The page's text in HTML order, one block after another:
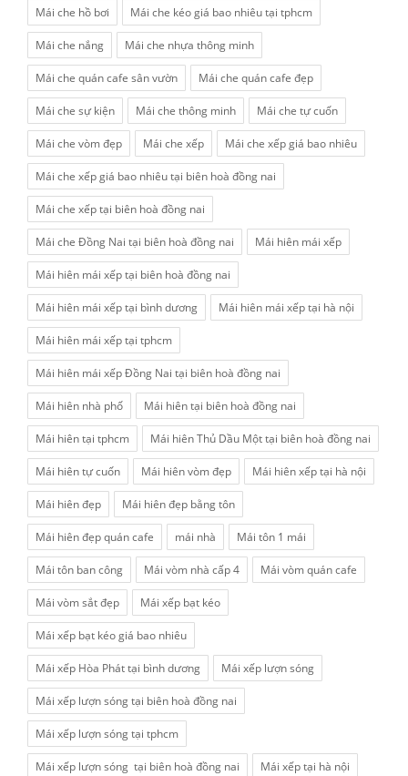
Mái che hồ bơi Mái che kéo giá bao nhiêu tại tphcm
Mái che nắng Mái che nhựa thông minh
Mái che quán cafe sân vườn Mái che quán cafe đẹp
Mái che sự kiện Mái che thông minh Mái che tự cuốn
Mái che vòm đẹp Mái che xếp Mái che xếp giá bao nhiêu
Mái che xếp giá bao nhiêu tại biên hoà đồng nai
Mái che xếp tại biên hoà đồng nai
Mái che Đồng Nai tại biên hoà đồng nai Mái hiên mái xếp
Mái hiên mái xếp tại biên hoà đồng nai
Mái hiên mái xếp tại bình dương Mái hiên mái xếp tại hà nội
Mái hiên mái xếp tại tphcm
Mái hiên mái xếp Đồng Nai tại biên hoà đồng nai
Mái hiên nhà phố Mái hiên tại biên hoà đồng nai
Mái hiên tại tphcm Mái hiên Thủ Dầu Một tại biên hoà đồng nai
Mái hiên tự cuốn Mái hiên vòm đẹp Mái hiên xếp tại hà nội
Mái hiên đẹp Mái hiên đẹp bằng tôn
Mái hiên đẹp quán cafe mái nhà Mái tôn 1 mái
Mái tôn ban công Mái vòm nhà cấp 4 Mái vòm quán cafe
Mái vòm sắt đẹp Mái xếp bạt kéo
Mái xếp bạt kéo giá bao nhiêu
Mái xếp Hòa Phát tại bình dương Mái xếp lượn sóng
Mái xếp lượn sóng tại biên hoà đồng nai
Mái xếp lượn sóng tại tphcm
Mái xếp lượn sóng tại biên hoà đồng nai Mái xếp tại hà nội